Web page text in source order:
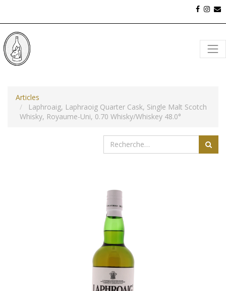
Articles
Laphroaig, Laphraoig Quarter Cask, Single Malt Scotch
Whisky, Royaume-Uni, 0.70 Whisky/Whiskey 48.0°